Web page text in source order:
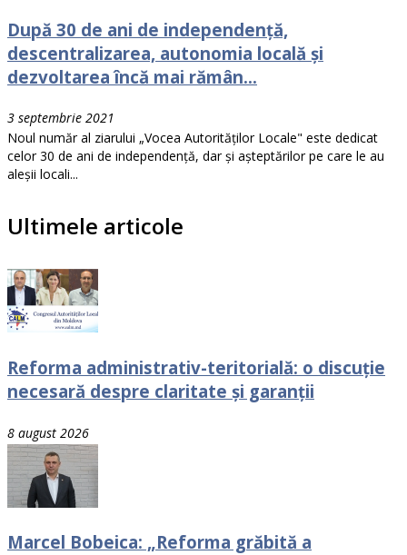
După 30 de ani de independență,
descentralizarea, autonomia locală și
dezvoltarea încă mai rămân...
3 septembrie 2021
Noul număr al ziarului „Vocea Autorităților Locale" este dedicat
celor 30 de ani de independență, dar și așteptărilor pe care le au
aleșii locali...
Ultimele articole
Reforma administrativ-teritorială: o discuție
necesară despre claritate și garanții
8 august 2026
Marcel Bobeica: „Reforma grăbită a